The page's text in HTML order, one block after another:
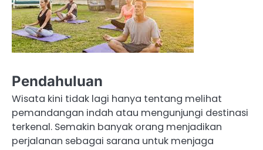
Pendahuluan
Wisata kini tidak lagi hanya tentang melihat
pemandangan indah atau mengunjungi destinasi
terkenal. Semakin banyak orang menjadikan
perjalanan sebagai sarana untuk menjaga